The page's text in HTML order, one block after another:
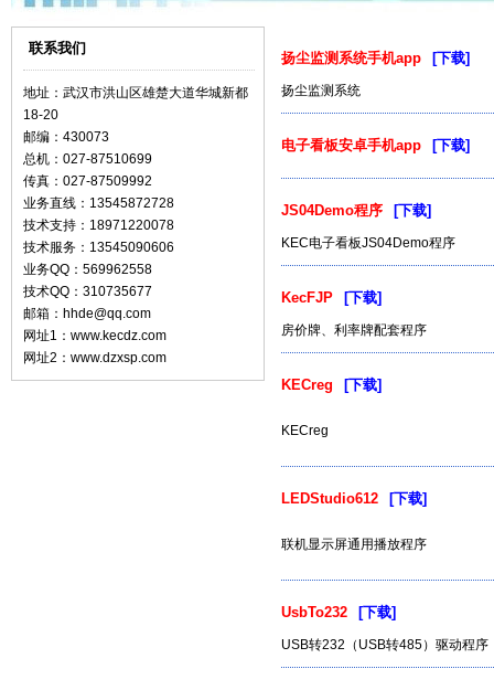
联系我们
地址：武汉市洪山区雄楚大道华城新都
18-20
邮编：430073
总机：027-87510699
传真：027-87509992
业务直线：13545872728
技术支持：18971220078
技术服务：13545090606
业务QQ：569962558
技术QQ：310735677
邮箱：hhde@qq.com
网址1：www.kecdz.com
网址2：www.dzxsp.com
扬尘监测系统手机app [下载]
扬尘监测系统
电子看板安卓手机app [下载]
JS04Demo程序 [下载]
KEC电子看板JS04Demo程序
KecFJP [下载]
房价牌、利率牌配套程序
KECreg [下载]
KECreg
LEDStudio612 [下载]
联机显示屏通用播放程序
UsbTo232 [下载]
USB转232（USB转485）驱动程序